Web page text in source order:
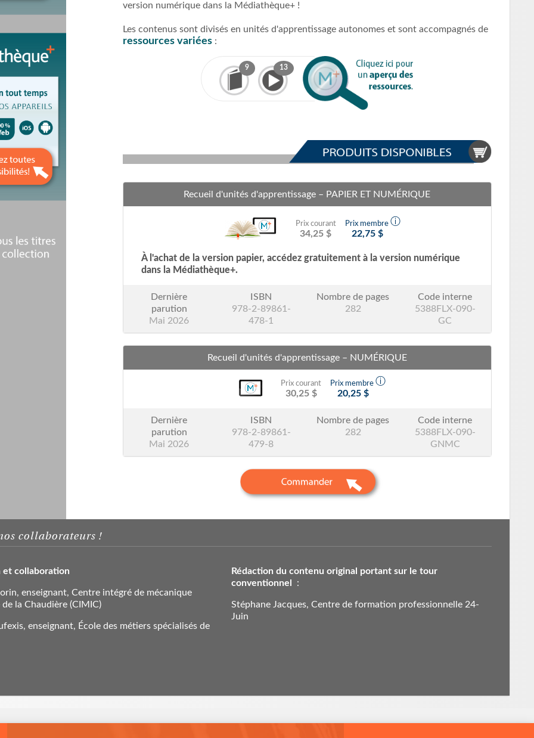
version numérique dans la Médiathèque+ !
Les contenus sont divisés en unités d'apprentissage autonomes et sont accompagnés de
ressources variées:
9 13
Recueil d'unités d'apprentissage – PAPIER ET NUMÉRIQUE
Prix courant
34,25 $
Prix membre ⓘ
22,75 $
À l'achat de la version papier, accédez gratuitement à la version numérique
dans la Médiathèque+.
Dernière
parution
Mai 2026
ISBN
978-2-89861-
478-1
Nombre de pages
282
Code interne
5388FLX-090-
GC
Recueil d'unités d'apprentissage – NUMÉRIQUE
Prix courant
30,25 $
Prix membreⓘ
20,25 $
Dernière
parution
Mai 2026
ISBN
978-2-89861-
479-8
Nombre de pages
282
Code interne
5388FLX-090-
GNMC
collaborateurs !
et collaboration
enseignant, Centre intégré de mécanique
la Chaudière (CIMIC)
enseignant, École des métiers spécialisés de
Rédaction du contenu original portant sur le tour
conventionnel
:
Stéphane Jacques, Centre de formation professionnelle 24-
Juin